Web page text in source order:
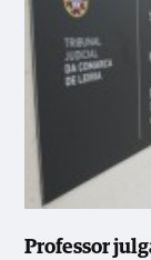
Professor